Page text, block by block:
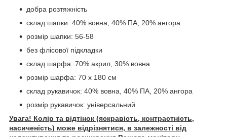
добра розтяжність
склад шапки: 40% вовна, 40% ПА, 20% ангора
розмір шапки: 56-58
без флісової підкладки
склад шарфа: 70% акрил, 30% вовна
розмір шарфа: 70 х 180 см
склад рукавичок: 40% вовна, 40% ПА, 20% ангора
розмір рукавичок: універсальний
Увага! Колір та відтінок (яскравість, контрастність,
насиченість) може відрізнятися, в залежності від